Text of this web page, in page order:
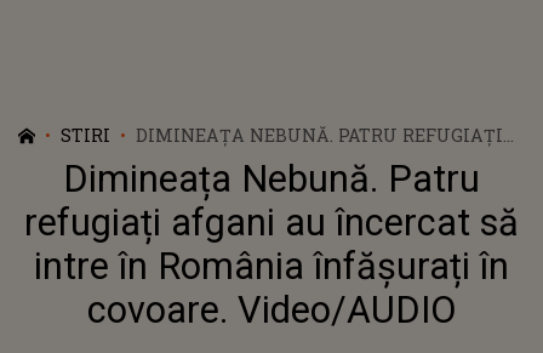
STIRI
DIMINEAȚA NEBUNĂ. PATRU REFUGIAȚI
AFGANI AU ÎNCERCAT SĂ INTRE ÎN
ROMÂNIA ÎNFĂȘURAȚI ÎN COVOARE.
VIDEO/AUDIO
Dimineața Nebună. Patru
refugiați afgani au încercat să
intre în România înfășurați în
covoare. Video/AUDIO